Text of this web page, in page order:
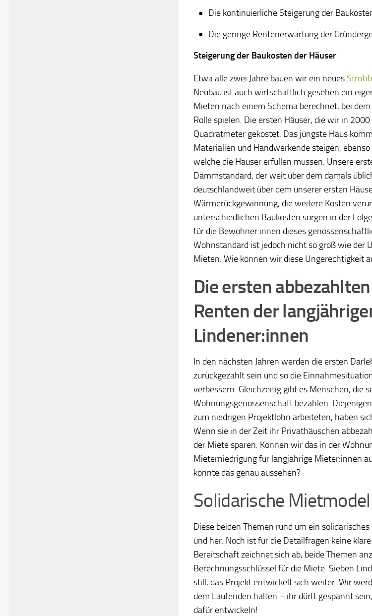
Die kontinuierliche Steigerung der
Die geringe Rentenerwartung der
Steigerung der Baukosten der Häuser
Etwa alle zwei Jahre bauen wir ein neues
Neubau ist auch wirtschaftlich gesehen ein
Mieten nach einem Schema berechnet, bei
Rolle spielen. Die ersten Häuser, die wir in
Quadratmeter gekostet. Das jüngste Haus
Materialien und Handwerkende steigen,
welche die Häuser erfüllen müssen. Unsere
Dämmstandard, der weit über dem damals
deutschlandweit über dem unserer ersten
Wärmerückgewinnung, die weitere Kosten
unterschiedlichen Baukosten sorgen in der
für die Bewohner:innen dieses
Wohnstandard ist jedoch nicht so groß wie der
Mieten. Wie können wir diese Ungerechtigkeit
Die ersten
Renten der
Lindener:innen
In den nächsten Jahren werden die ersten
zurückgezahlt sein und so die
verbessern. Gleichzeitig gibt es Menschen, die
Wohnungsgenossenschaft bezahlen.
zum niedrigen Projektlohn arbeiteten, haben
Wenn sie in der Zeit ihr Privathäuschen
der Miete sparen. Können wir das in der
Mieterniedrigung für langjährige Mieter:innen
könnte das genau aussehen?
Solidarische
Diese beiden Themen rund um ein
und her. Noch ist für die Detailfragen keine
Bereitschaft zeichnet sich ab, beide Themen
Berechnungsschlüssel für die Miete. Sieben
still, das Projekt entwickelt sich weiter. Wir
dem Laufenden halten – ihr dürft gespannt
dafür entwickeln!